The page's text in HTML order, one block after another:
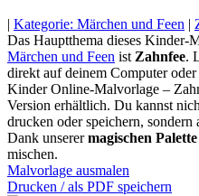
| Kategorie: Märchen und Feen |
Das Hauptthema dieses Kinder-
Märchen und Feen istZahnfee.
direkt auf deinem Computer
Kinder Online-Malvorlage –
Version erhältlich. Du kannst
drucken oder speichern,
Dank unserermagischen Palette
mischen.
Malvorlage ausmalen
Drucken / als PDF speichern